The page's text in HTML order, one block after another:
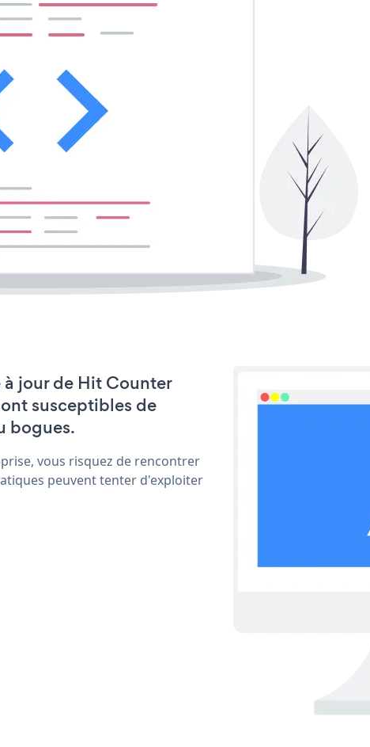
jour de Hit Counter
susceptibles de
bogues.
vous risquez de rencontrer
peuvent tenter d'exploiter